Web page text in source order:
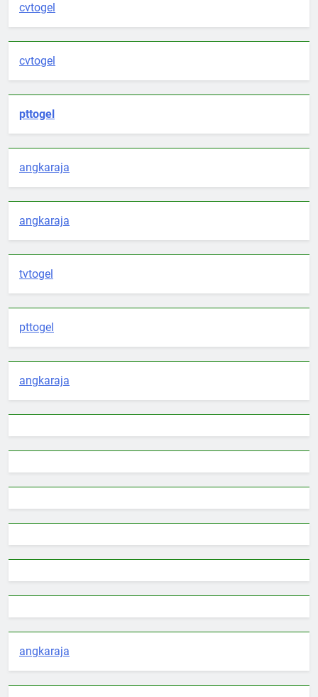
cvtogel
cvtogel
pttogel
angkaraja
angkaraja
tvtogel
pttogel
angkaraja
angkaraja